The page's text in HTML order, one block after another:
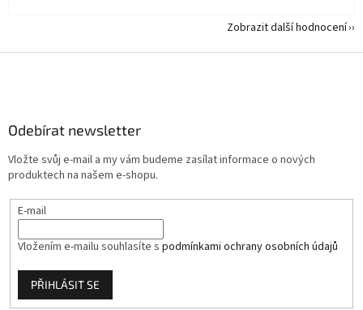
Zobrazit další hodnocení
Odebírat newsletter
Vložte svůj e-mail a my vám budeme zasílat informace o nových
produktech na našem e-shopu.
E-mail
Vložením e-mailu souhlasíte s podmínkami ochrany osobních údajů
PŘIHLÁSIT SE